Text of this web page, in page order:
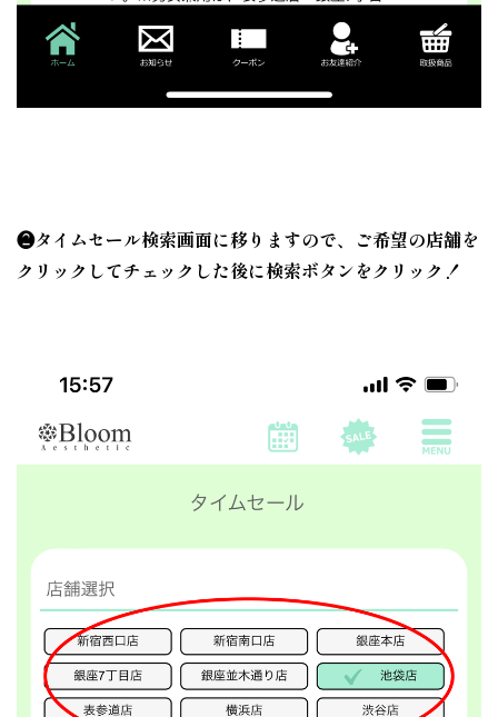
❷タイムセール検索画面に移りますので、ご希望の店舗を
クリックしてチェックした後に検索ボタンをクリック！